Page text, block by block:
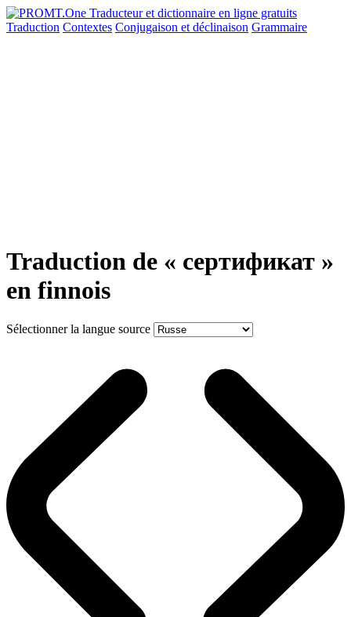
Traduction Contextes Conjugaison et déclinaison Grammaire
Traduction de « сертификат »
en finnois
Sélectionner la langue source